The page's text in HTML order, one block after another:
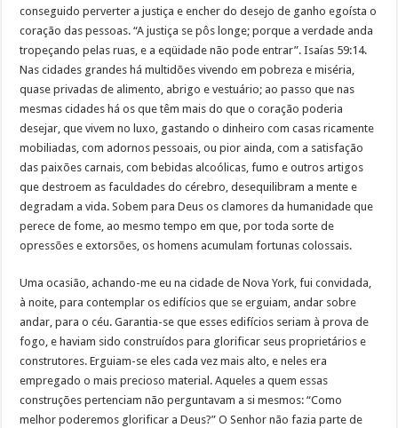
conseguido perverter a justiça e encher do desejo de ganho egoísta o
coração das pessoas. “A justiça se pôs longe; porque a verdade anda
tropeçando pelas ruas, e a eqüidade não pode entrar”. Isaías 59:14.
Nas cidades grandes há multidões vivendo em pobreza e miséria,
quase privadas de alimento, abrigo e vestuário; ao passo que nas
mesmas cidades há os que têm mais do que o coração poderia
desejar, que vivem no luxo, gastando o dinheiro com casas ricamente
mobiliadas, com adornos pessoais, ou pior ainda, com a satisfação
das paixões carnais, com bebidas alcoólicas, fumo e outros artigos
que destroem as faculdades do cérebro, desequilibram a mente e
degradam a vida. Sobem para Deus os clamores da humanidade que
perece de fome, ao mesmo tempo em que, por toda sorte de
opressões e extorsões, os homens acumulam fortunas colossais.
Uma ocasião, achando-me eu na cidade de Nova York, fui convidada,
à noite, para contemplar os edifícios que se erguiam, andar sobre
andar, para o céu. Garantia-se que esses edifícios seriam à prova de
fogo, e haviam sido construídos para glorificar seus proprietários e
construtores. Erguiam-se eles cada vez mais alto, e neles era
empregado o mais precioso material. Aqueles a quem essas
construções pertenciam não perguntavam a si mesmos: “Como
melhor poderemos glorificar a Deus?” O Senhor não fazia parte de